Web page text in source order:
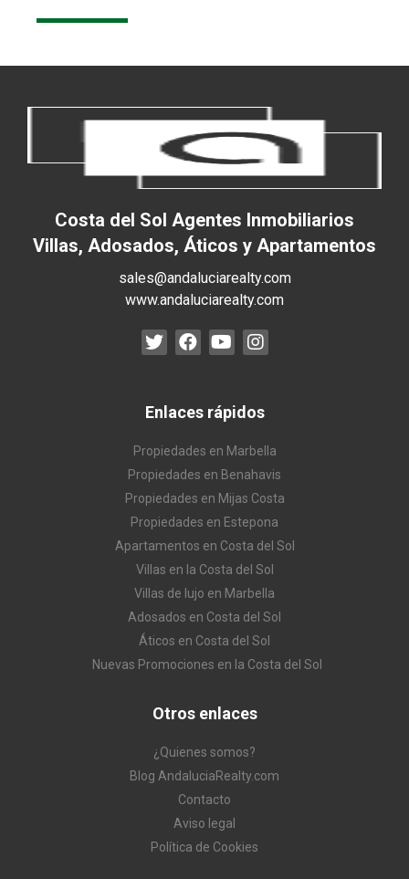
Costa del Sol Agentes Inmobiliarios
Villas, Adosados, Áticos y Apartamentos
sales@andaluciarealty.com
www.andaluciarealty.com
Enlaces rápidos
Propiedades en Marbella
Propiedades en Benahavis
Propiedades en Mijas Costa
Propiedades en Estepona
Apartamentos en Costa del Sol
Villas en la Costa del Sol
Villas de lujo en Marbella
Adosados en Costa del Sol
Áticos en Costa del Sol
Nuevas Promociones en la Costa del Sol
Otros enlaces
¿Quienes somos?
Blog AndaluciaRealty.com
Contacto
Aviso legal
Política de Cookies